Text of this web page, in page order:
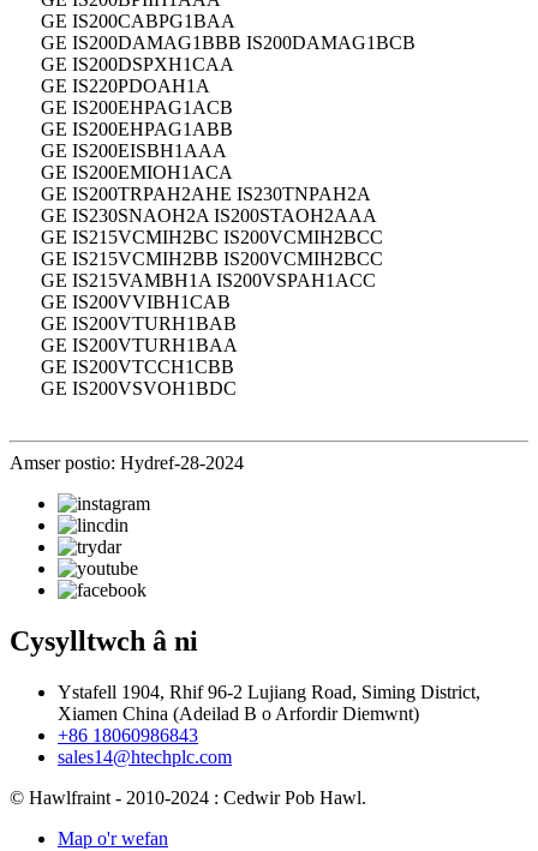
GE IS200CABPG1BAA
GE IS200DAMAG1BBB IS200DAMAG1BCB
GE IS200DSPXH1CAA
GE IS220PDOAH1A
GE IS200EHPAG1ACB
GE IS200EHPAG1ABB
GE IS200EISBH1AAA
GE IS200EMIOH1ACA
GE IS200TRPAH2AHE IS230TNPAH2A
GE IS230SNAOH2A IS200STAOH2AAA
GE IS215VCMIH2BC IS200VCMIH2BCC
GE IS215VCMIH2BB IS200VCMIH2BCC
GE IS215VAMBH1A IS200VSPAH1ACC
GE IS200VVIBH1CAB
GE IS200VTURH1BAB
GE IS200VTURH1BAA
GE IS200VTCCH1CBB
GE IS200VSVOH1BDC
Amser postio: Hydref-28-2024
Cysylltwch â ni
Ystafell 1904, Rhif 96-2 Lujiang Road, Siming District,
Xiamen China (Adeilad B o Arfordir Diemwnt)
+86 18060986843
sales14@htechplc.com
© Hawlfraint - 2010-2024 : Cedwir Pob Hawl.
Map o'r wefan